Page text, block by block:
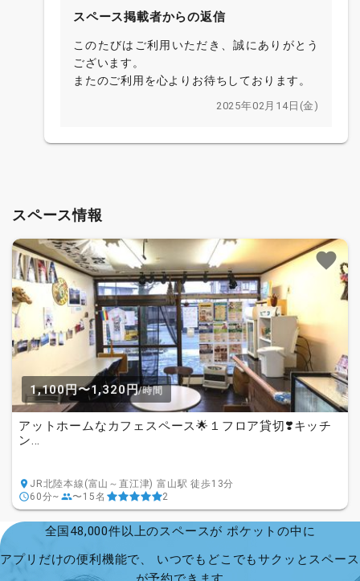
スペース情報
1,100円〜1,320円/時間
アットホームなカフェスペース🌟１フロア貸切❣️キッチ
ン...
JR北陸本線(富山～直江津) 富山駅 徒歩13分
60分~
〜15名 2
スペース掲載者からの返信
このたびはご利用いただき、誠にありがとう
ございます。
またのご利用を心よりお待ちしております。
2025年02月14日(金)
全国48,000件以上のスペースが ポケットの中に
アプリだけの便利機能で、 いつでもどこでもサクッとスペース